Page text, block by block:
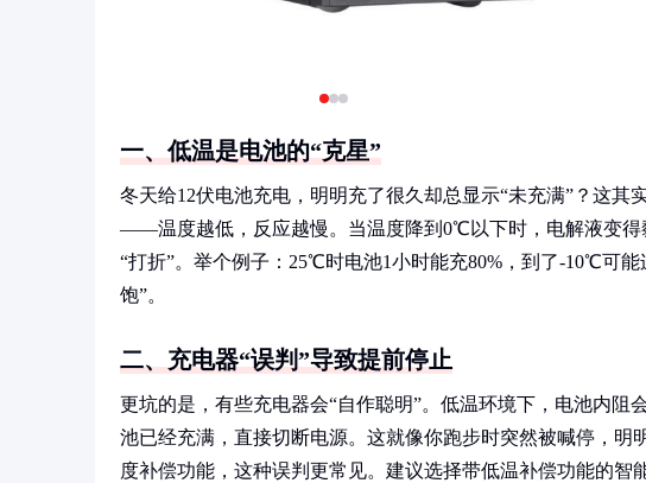
一、低温是电池的“克星”
冬天给12伏电池充电，明明充了很久却总显示“未充满”？这
——温度越低，反应越慢。当温度降到0℃以下时，电解液变得
“打折”。举个例子：25℃时电池1小时能充80%，到了-10℃可
饱”。
二、充电器“误判”导致提前停止
更坑的是，有些充电器会“自作聪明”。低温环境下，电池内
池已经充满，直接切断电源。这就像你跑步时突然被喊停，
度补偿功能，这种误判更常见。建议选择带低温补偿功能的